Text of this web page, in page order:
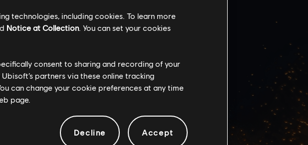
technologies, including cookies. To learn more
Notice at Collection. You can set your cookies
consent to sharing and recording of your
partners via these online tracking
can change your cookie preferences at any time
page.
Decline Accept